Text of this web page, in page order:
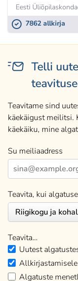
Eesti
7862 allkirja
Telli
Teavitame sind
käekäigust meilitsi.
käekäiku, mine
Su meiliaadress
Teavita, kui
Teavita…
Uutest
Algatuste